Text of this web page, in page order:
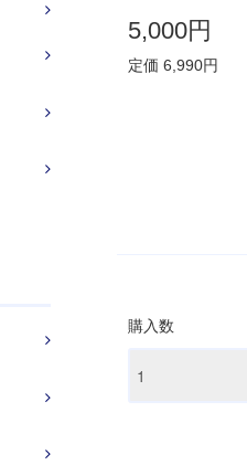
5,000円
定価 6,990円
購入数